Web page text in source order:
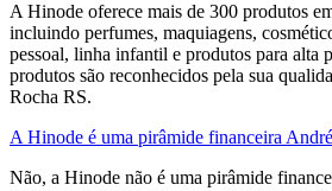
A Hinode oferece mais de 300 produtos
incluindo perfumes, maquiagens,
pessoal, linha infantil e produtos para alta
produtos são reconhecidos pela sua
Rocha RS.
A Hinode é uma pirâmide financeira
Não, a Hinode não é uma pirâmide